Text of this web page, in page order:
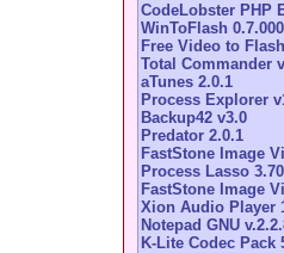
CodeLobster PHP
WinToFlash
Free Video to
Total Commander
aTunes 2.0.1
Process Explorer
Backup42 v3.0
Predator 2.0.1
FastStone Image
Process Lasso
FastStone Image
Xion Audio Player
Notepad GNU
K-Lite Codec Pack